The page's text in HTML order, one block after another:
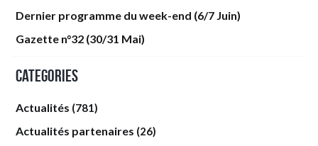
Dernier programme du week-end (6/7 Juin)
Gazette n°32 (30/31 Mai)
Categories
Actualités (781)
Actualités partenaires (26)